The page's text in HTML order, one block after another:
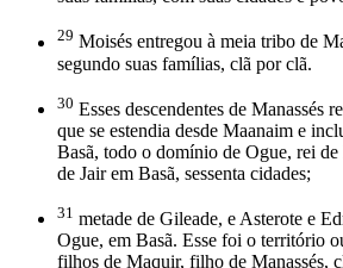
29 Moisés entregou à meia tribo de
segundo suas famílias, clã por clã.
30 Esses descendentes de Manassés
que se estendia desde Maanaim e
Basã, todo o domínio de Ogue, rei de
de Jair em Basã, sessenta cidades;
31 metade de Gileade, e Asterote e
Ogue, em Basã. Esse foi o território
filhos de Maquir, filho de Manassés,